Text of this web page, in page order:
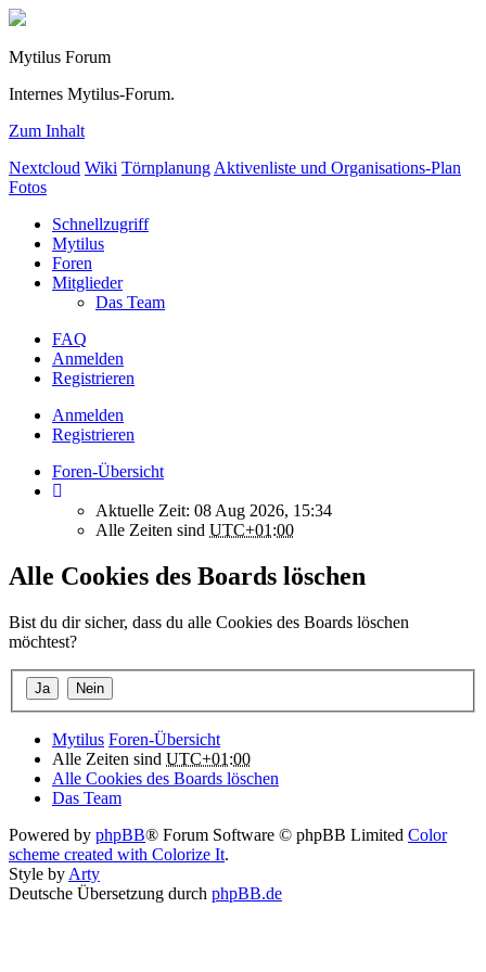
Mytilus Forum
Internes Mytilus-Forum.
Zum Inhalt
Nextcloud Wiki Törnplanung Aktivenliste und Organisations-Plan
Fotos
Schnellzugriff
Mytilus
Foren
Mitglieder
Das Team
FAQ
Anmelden
Registrieren
Anmelden
Registrieren
Foren-Übersicht
Aktuelle Zeit: 08 Aug 2026, 15:34
Alle Zeiten sind UTC+01:00
Alle Cookies des Boards löschen
Bist du dir sicher, dass du alle Cookies des Boards löschen
möchtest?
Mytilus Foren-Übersicht
Alle Zeiten sind UTC+01:00
Alle Cookies des Boards löschen
Das Team
Powered by phpBB® Forum Software © phpBB Limited Color
scheme created with Colorize It.
Style byArty
Deutsche Übersetzung durch phpBB.de